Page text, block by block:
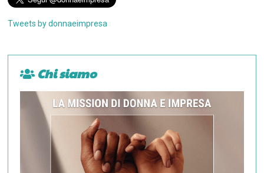
Tweets by donnaeimpresa
Chi siamo